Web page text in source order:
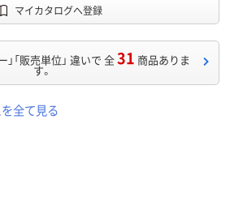
マイカタログへ登録
」「販売単位」 違いで 全31 商品ありま
す。
全て見る